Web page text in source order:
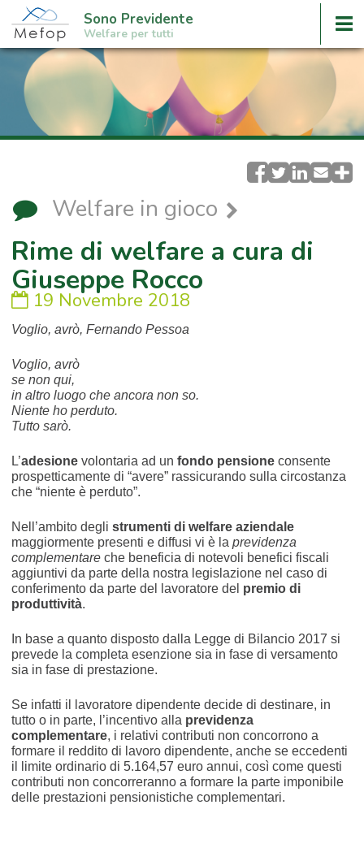
Sono Previdente
Welfare per tutti
Welfare in gioco
Rime di welfare a cura di
Giuseppe Rocco
19 Novembre 2018
Voglio, avrò, Fernando Pessoa
Voglio, avrò
se non qui,
in altro luogo che ancora non so.
Niente ho perduto.
Tutto sarò.
L’adesione volontaria ad un fondo pensioneconsente
prospetticamente di “avere” rassicurando sulla circostanza
che “niente è perduto”.
Nell’ambito degli strumenti di welfare aziendale
maggiormente presenti e diffusi vi è la previdenza
complementareche beneficia di notevoli benefici fiscali
aggiuntivi da parte della nostra legislazione nel caso di
conferimento da parte del lavoratore del premio di
produttività.
In base a quanto disposto dalla Legge di Bilancio 2017 si
prevede la completa esenzione sia in fase di versamento
sia in fase di prestazione.
Se infatti il lavoratore dipendente decide di destinare, in
tutto o in parte, l’incentivo alla previdenza
complementare, i relativi contributi non concorrono a
formare il reddito di lavoro dipendente, anche se eccedenti
il limite ordinario di 5.164,57 euro annui, così come questi
contributi non concorreranno a formare la parte imponibile
delle prestazioni pensionistiche complementari.